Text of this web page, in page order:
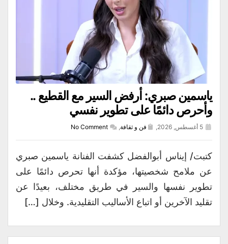
ياسمين صبري: أرفض السير مع القطيع ..
وأحرص دائمًا على تطوير نفسي
فن و ثقافة No Comment
كتبت/ إيناس أبوالفضل كشفت الفنانة ياسمين صبري
عن ملامح شخصيتها، مؤكدة أنها تحرص دائمًا على
تطوير نفسها والسير في طريق مختلف، بعيدًا عن
تقليد الآخرين أو اتباع الأساليب التقليدية. وخلال […]